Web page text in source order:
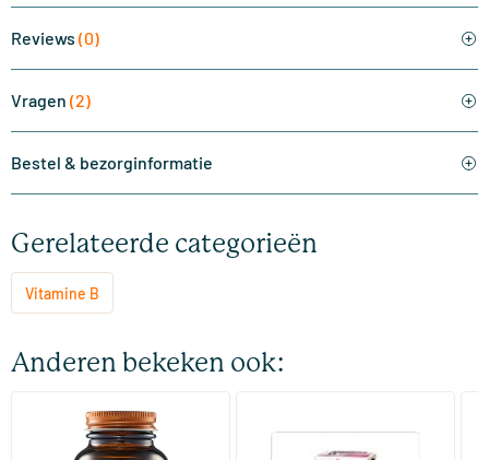
Reviews (0)
Vragen (2)
Bestel & bezorginformatie
Gerelateerde categorieën
Vitamine B
Anderen bekeken ook:
(31)
B 50 complex vitamine (B
complex)
B Complex Forte